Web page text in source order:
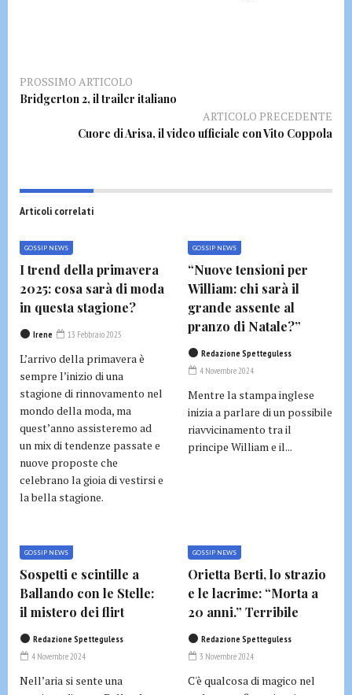
PROSSIMO ARTICOLO
Bridgerton 2, il trailer italiano
ARTICOLO PRECEDENTE
Cuore di Arisa, il video ufficiale con Vito Coppola
Articoli correlati
GOSSIP NEWS
I trend della primavera
2025: cosa sarà di moda
in questa stagione?
Irene 13 Febbraio 2025
L’arrivo della primavera è
sempre l’inizio di una
stagione di rinnovamento nel
mondo della moda, ma
quest’anno assisteremo ad
un mix di tendenze passate e
nuove proposte che
celebrano la gioia di vestirsi e
la bella stagione.
GOSSIP NEWS
“Nuove tensioni per
William: chi sarà il
grande assente al
pranzo di Natale?”
Redazione Spetteguless
4 Novembre 2024
Mentre la stampa inglese
inizia a parlare di un possibile
riavvicinamento tra il
principe William e il...
GOSSIP NEWS
Sospetti e scintille a
Ballando con le Stelle:
il mistero dei flirt
Redazione Spetteguless
4 Novembre 2024
Nell’aria si sente una
GOSSIP NEWS
Orietta Berti, lo strazio
e le lacrime: “Morta a
20 anni.” Terribile
Redazione Spetteguless
3 Novembre 2024
C'è qualcosa di magico nel